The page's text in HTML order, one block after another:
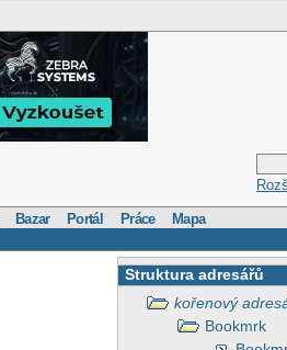
Bazar Portál Práce Mapa
Struktura adresářů
kořenový
Bookmrk